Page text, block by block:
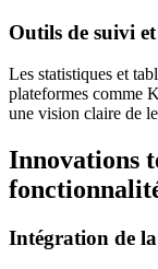
Outils de suivi
Les statistiques et
plateformes comme
une vision claire de
Innovations
Intégration de